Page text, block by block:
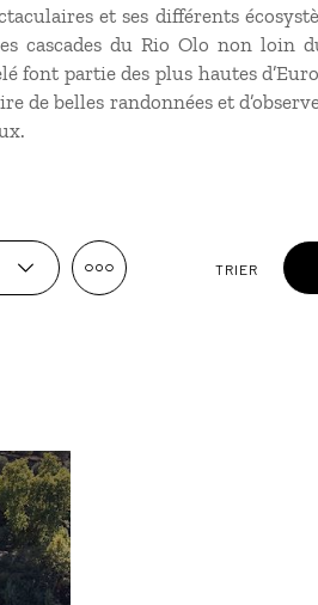
et ses différents
cascades du Rio Olo non loin
font partie des plus hautes
de belles randonnées et
TRIER